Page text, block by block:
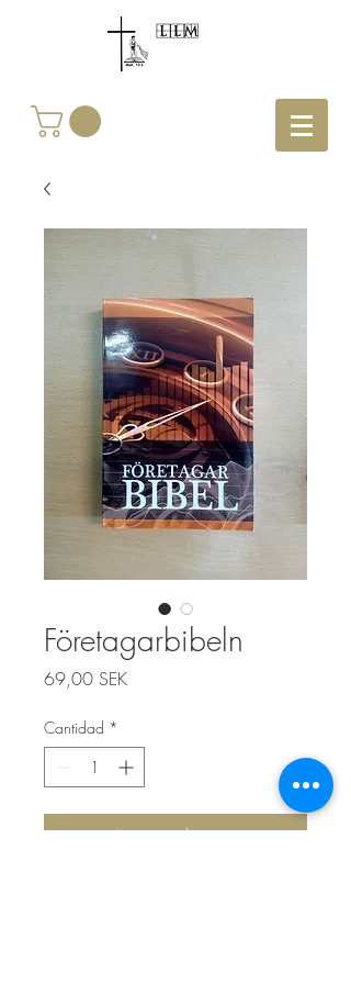
Företagarbibeln
69,00 SEKPrecio
Cantidad *
Agregar al carrito